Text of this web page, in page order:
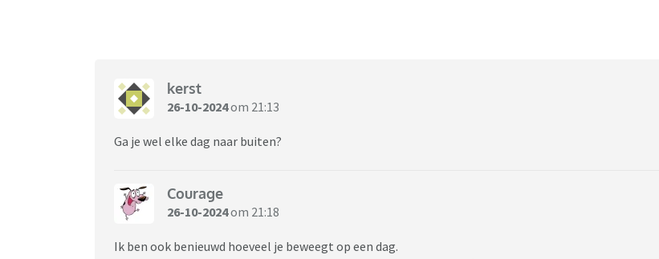
kerst
26-10-2024om 21:13
Ga je wel elke dag naar buiten?
Courage
26-10-2024om 21:18
Ik ben ook benieuwd hoeveel je beweegt op een dag.